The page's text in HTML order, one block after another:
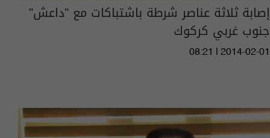
إصابة ثلاثة عناصر شرطة باشتباكات مع "داعش"
جنوب غربي كركوك
08:21 | 2014-02-01